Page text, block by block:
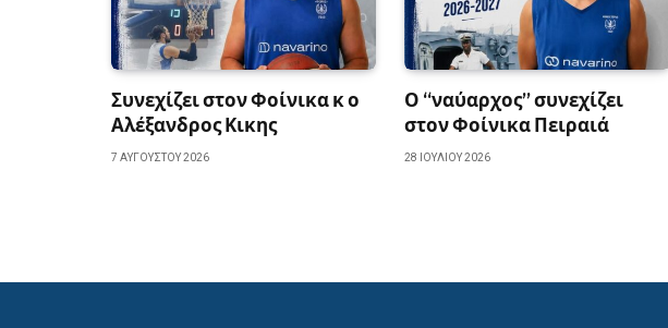
Συνεχίζει στον Φοίνικα κ ο
Αλέξανδρος Κικης
7 ΑΥΓΟΎΣΤΟΥ 2026
Ο “ναύαρχος” συνεχίζει
στον Φοίνικα Πειραιά
28 ΙΟΥΛΊΟΥ 2026